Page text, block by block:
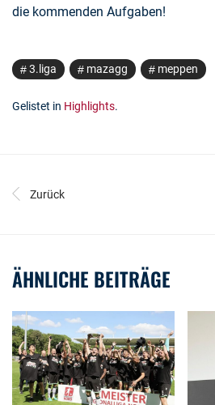
die kommenden Aufgaben!
3.liga mazagg meppen
Gelistet in Highlights.
Zurück
ÄHNLICHE BEITRÄGE